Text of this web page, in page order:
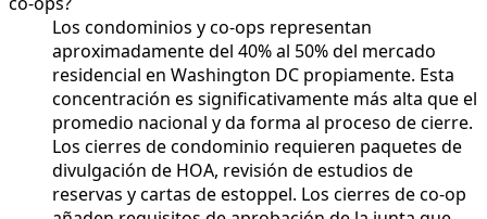
Los condominios y co-ops representan
aproximadamente del 40% al 50% del mercado
residencial en Washington DC propiamente. Esta
concentración es significativamente más alta que el
promedio nacional y da forma al proceso de cierre.
Los cierres de condominio requieren paquetes de
divulgación de HOA, revisión de estudios de
reservas y cartas de estoppel. Los cierres de co-op